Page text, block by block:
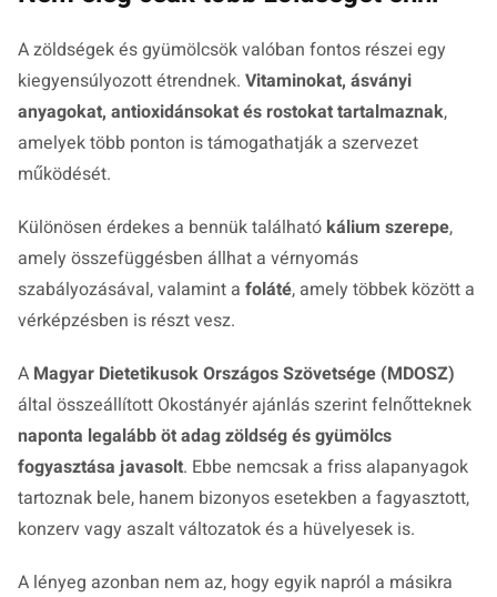
A zöldségek és gyümölcsök valóban fontos részei egy
kiegyensúlyozott étrendnek. Vitaminokat, ásványi
anyagokat, antioxidánsokat és rostokat tartalmaznak,
amelyek több ponton is támogathatják a szervezet
működését.
Különösen érdekes a bennük található kálium szerepe,
amely összefüggésben állhat a vérnyomás
szabályozásával, valamint a foláté, amely többek között a
vérképzésben is részt vesz.
A Magyar Dietetikusok Országos Szövetsége (MDOSZ)
által összeállított Okostányér ajánlás szerint felnőtteknek
naponta legalább öt adag zöldség és gyümölcs
fogyasztása javasolt. Ebbe nemcsak a friss alapanyagok
tartoznak bele, hanem bizonyos esetekben a fagyasztott,
konzerv vagy aszalt változatok és a hüvelyesek is.
A lényeg azonban nem az, hogy egyik napról a másikra